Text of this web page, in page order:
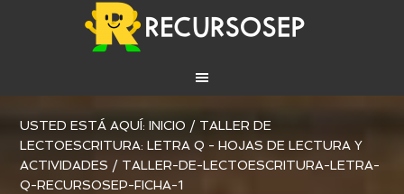
USTED ESTÁ AQUÍ:INICIO / TALLER DE
LECTOESCRITURA: LETRA Q - HOJAS DE LECTURA Y
ACTIVIDADES / TALLER-DE-LECTOESCRITURA-LETRA-
Q-RECURSOSEP-FICHA-1